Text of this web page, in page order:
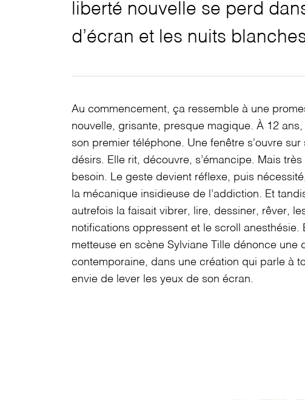
liberté nouvelle se perd
d’écran et les nuits
Au commencement, ça ressemble à une
nouvelle, grisante, presque magique. À 12
son premier téléphone. Une fenêtre s'ouvre
désirs. Elle rit, découvre, s’émancipe. Mais
besoin. Le geste devient réflexe, puis
la mécanique insidieuse de l’addiction. Et
autrefois la faisait vibrer, lire, dessiner, rêver,
notifications oppressent et le scroll anesthésie.
metteuse en scène Sylviane Tille dénonce une
contemporaine, dans une création qui parle à
envie de lever les yeux de son écran.